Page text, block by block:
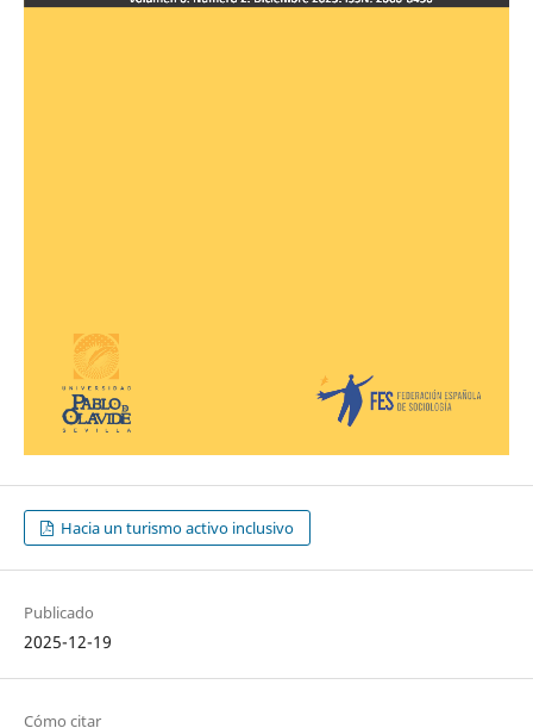
Hacia un turismo activo inclusivo
Publicado
2025-12-19
Cómo citar